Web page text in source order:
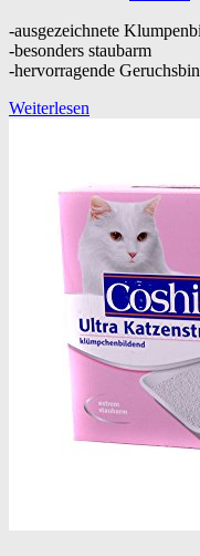
-ausgezeichnete
-besonders staubarm
-hervorragende
Weiterlesen